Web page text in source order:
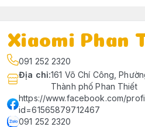
Xiaomi Phan
091 252 2320
Địa chỉ:161 Võ Chí Công,
Thành phố Phan Thiết
https://www.facebook.com/
id=61565879712467
091 252 2320